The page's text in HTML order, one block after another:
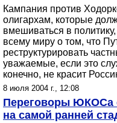
Кампания против
олигархам, которые
вмешиваться в
всему миру о том, что
реструктурировать
уважаемые, если это
конечно, не красит
8 июля 2004 г., 12:08
Переговоры ЮКОСа
на самой ранней